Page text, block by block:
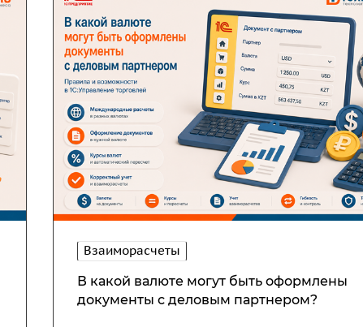
Взаиморасчеты
В какой валюте могут быть оформлены
документы с деловым партнером?